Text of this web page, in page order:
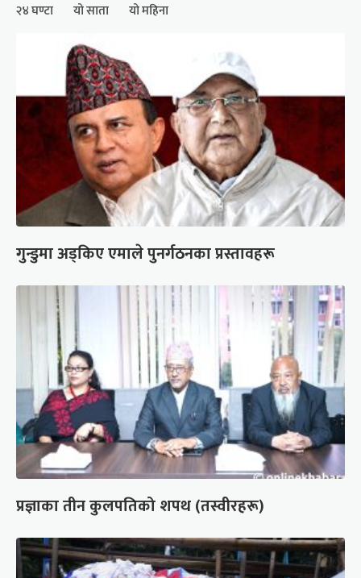
२४ घण्टा यो साता यो महिना
गुन्डुमा अड्किए एमाले पुनर्गठनका प्रस्तावहरू
प्रज्ञाका तीन कुलपतिको शपथ (तस्वीरहरू)